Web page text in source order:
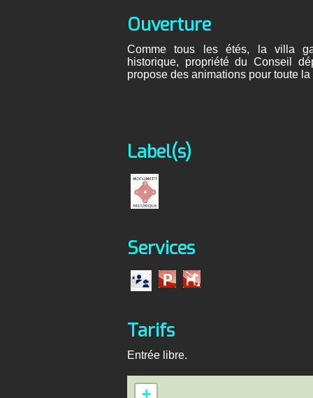
Ouverture
Comme tous les étés, la villa
historique, propriété du Conseil
propose des animations pour toute
Label(s)
Services
Tarifs
Entrée libre.
+